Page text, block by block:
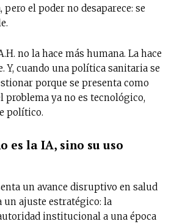
pero el poder no desaparece: se
no la hace más humana. La hace
Y, cuando una política sanitaria se
porque se presenta como
problema ya no es tecnológico,
político.
es la IA, sino su uso
un avance disruptivo en salud
un ajuste estratégico: la
institucional a una época